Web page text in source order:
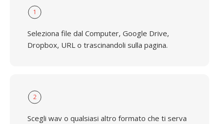
1
Seleziona file dal Computer, Google Drive,
Dropbox, URL o trascinandoli sulla pagina.
2
Scegli wav o qualsiasi altro formato che ti serva